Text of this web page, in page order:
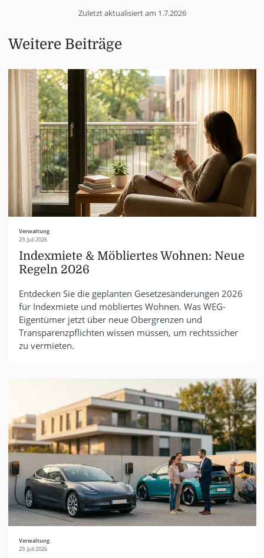
Zuletzt aktualisiert am 1.7.2026
Weitere Beiträge
Verwaltung
29. Juli 2026
Indexmiete & Möbliertes Wohnen: Neue
Regeln 2026
Entdecken Sie die geplanten Gesetzesänderungen 2026
für Indexmiete und möbliertes Wohnen. Was WEG-
Eigentümer jetzt über neue Obergrenzen und
Transparenzpflichten wissen müssen, um rechtssicher
zu vermieten.
Verwaltung
29. Juli 2026